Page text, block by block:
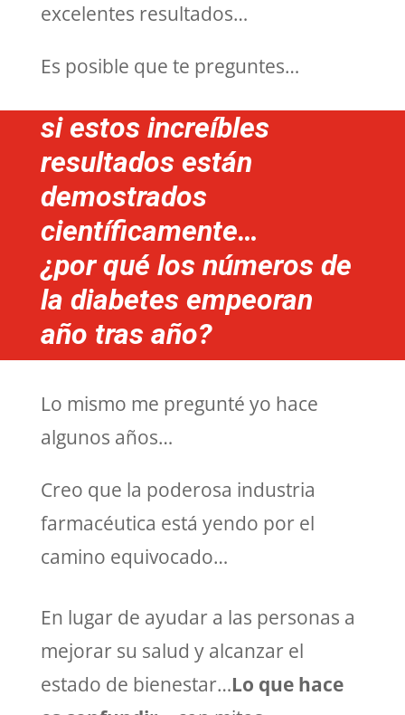
excelentes resultados…
Es posible que te preguntes…
si estos increíbles
resultados están
demostrados
científicamente…
¿por qué los números de
la diabetes empeoran
año tras año?
Lo mismo me pregunté yo hace
algunos años…
Creo que la poderosa industria
farmacéutica está yendo por el
camino equivocado…
En lugar de ayudar a las personas a
mejorar su salud y alcanzar el
estado de bienestar…Lo que hace